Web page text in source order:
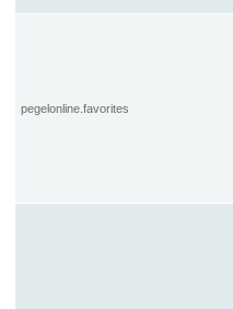
pegelonline.favorites